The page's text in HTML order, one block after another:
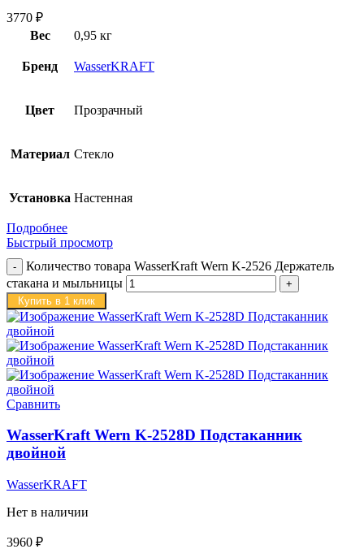
3770 ₽
Вес
0,95 кг
Бренд WasserKRAFT
Цвет Прозрачный
Материал Стекло
Установка Настенная
Подробнее
Быстрый просмотр
Количество товара WasserKraft Wern K-2526 Держатель
стакана и мыльницы
Купить в 1 клик
Сравнить
WasserKraft Wern K-2528D Подстаканник
двойной
WasserKRAFT
Нет в наличии
3960 ₽